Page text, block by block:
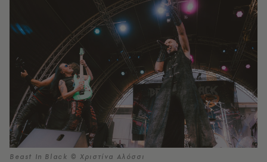
Beast In Black © Χριστίνα Αλόσσι